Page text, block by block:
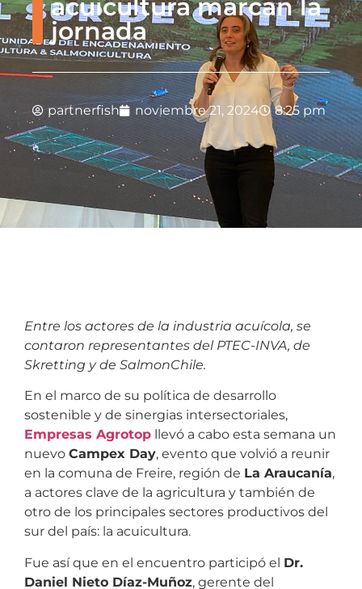
acuicultura marcan la
jornada
partnerfish noviembre 21, 2024 8:25 pm
Entre los actores de la industria acuícola, se
contaron representantes del PTEC-INVA, de
Skretting y de SalmonChile.
En el marco de su política de desarrollo
sostenible y de sinergias intersectoriales,
Empresas Agrotop llevó a cabo esta semana un
nuevo Campex Day, evento que volvió a reunir
en la comuna de Freire, región de La Araucanía,
a actores clave de la agricultura y también de
otro de los principales sectores productivos del
sur del país: la acuicultura.
Fue así que en el encuentro participó el Dr.
Daniel Nieto Díaz-Muñoz, gerente del